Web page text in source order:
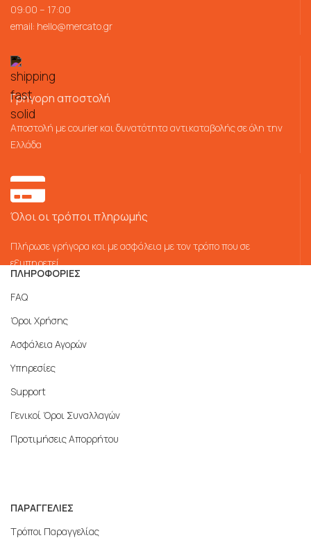
09:00 – 17:00
email: hello@mercato.gr
Γρήγορη αποστολή
Αποστολή με courier και δυνατότητα αντικαταβολής σε όλη την
Ελλάδα
Όλοι οι τρόποι πληρωμής
Πλήρωσε γρήγορα και με ασφάλεια με τον τρόπο που σε
εξυπηρετεί
ΠΛΗΡΟΦΟΡΙΕΣ
FAQ
Όροι Χρήσης
Ασφάλεια Αγορών
Υπηρεσίες
Support
Γενικοί Όροι Συναλλαγών
Προτιμήσεις Απορρήτου
ΠΑΡΑΓΓΕΛΙΕΣ
Τρόποι Παραγγελίας